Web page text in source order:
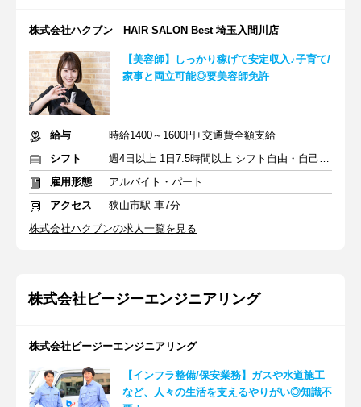
株式会社ハクブン HAIR SALON Best 埼玉入間川店
【美容師】しっかり稼げて安定収入♪子育て/
家事と両立可能◎要美容師免許
給与
時給1400～1600円+交通費全額支給
シフト
週4日以上 1日7.5時間以上 シフト自由・自己申告
雇用形態
アルバイト・パート
アクセス
狭山市駅 車7分
株式会社ハクブンの求人一覧を見る
株式会社ビージーエンジニアリング
株式会社ビージーエンジニアリング
【インフラ整備/保安業務】ガスや水道施工
など、人々の生活を支えるやりがい◎知識不